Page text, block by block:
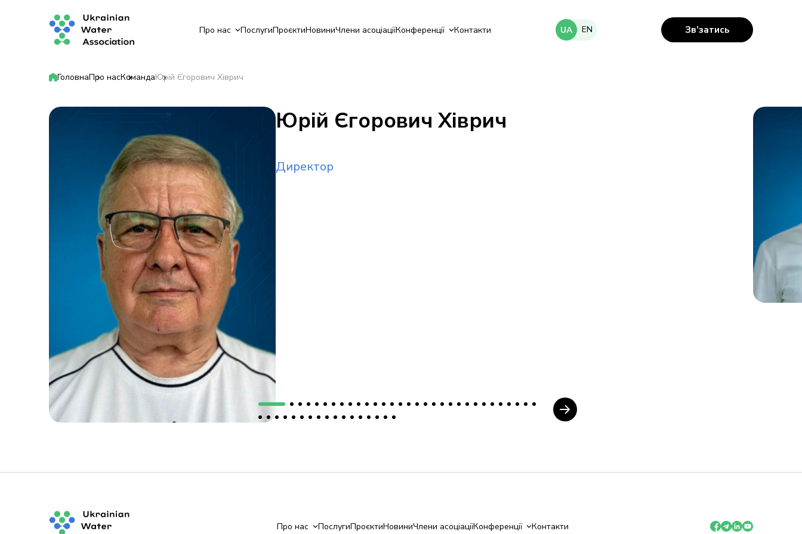
Про нас ПослугиПроєктиНовиниЧлени асоціаціїКонференції Контакти UA EN Зв’затись
ГоловнаПро насКомандаЮрій Єгорович Хіврич
Юрій Єгорович Хіврич
Директор
Про нас ПослугиПроєктиНовиниЧлени асоціаціїКонференції Контакти